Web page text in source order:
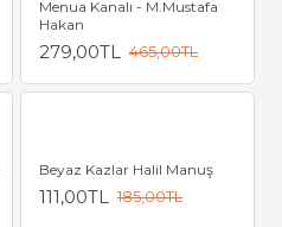
Menua Kanalı - M.Mustafa
Hakan
279,00TL 465,00TL
Beyaz Kazlar Halil Manuş
111,00TL 185,00TL